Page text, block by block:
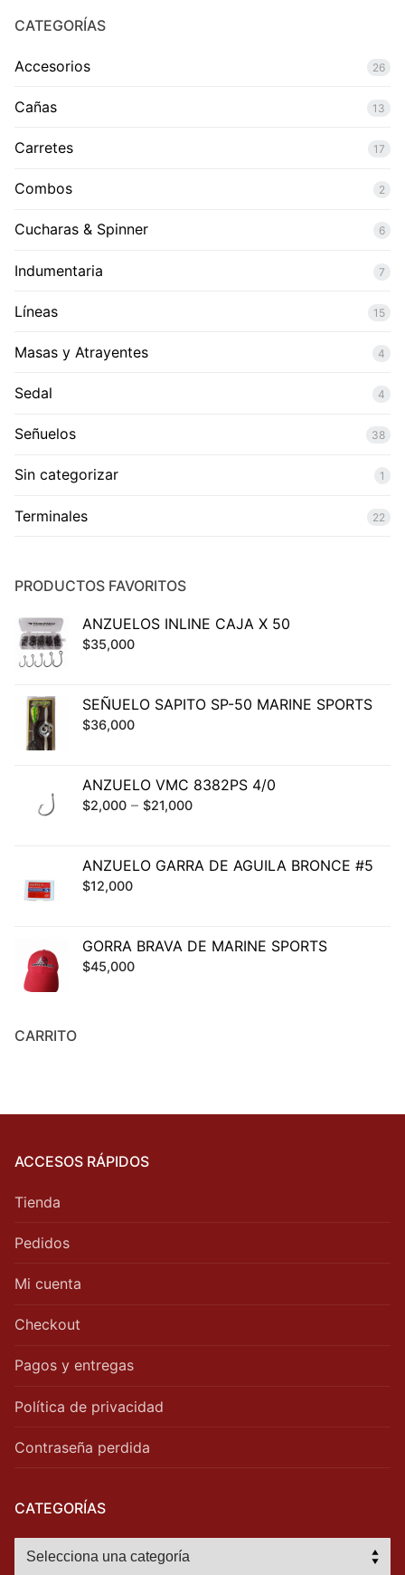
CATEGORÍAS
Accesorios 26
Cañas 13
Carretes 17
Combos 2
Cucharas & Spinner 6
Indumentaria 7
Líneas 15
Masas y Atrayentes 4
Sedal 4
Señuelos 38
Sin categorizar 1
Terminales 22
PRODUCTOS FAVORITOS
ANZUELOS INLINE CAJA X 50
$35,000
SEÑUELO SAPITO SP-50 MARINE SPORTS
$36,000
ANZUELO VMC 8382PS 4/0
$2,000 – $21,000
ANZUELO GARRA DE AGUILA BRONCE #5
$12,000
GORRA BRAVA DE MARINE SPORTS
$45,000
CARRITO
ACCESOS RÁPIDOS
Tienda
Pedidos
Mi cuenta
Checkout
Pagos y entregas
Política de privacidad
Contraseña perdida
CATEGORÍAS